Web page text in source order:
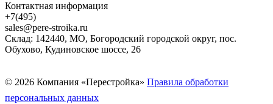
Контактная информация
+7(495)
sales@pere-stroika.ru
Склад: 142440, МО, Богородский городской округ, пос.
Обухово, Кудиновское шоссе, 26
© 2026 Компания «Перестройка» Правила обработки
персональных данных